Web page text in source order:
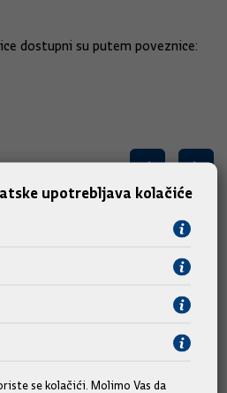
dostupni su putem poveznice:
upotrebljava kolačiće
se kolačići. Molimo Vas da